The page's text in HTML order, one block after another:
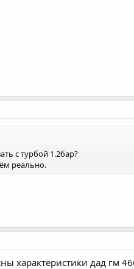
с турбой 1.2бар?
реально.
характеристики дад гм